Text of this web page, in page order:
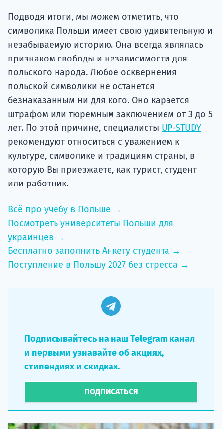
Подводя итоги, мы можем отметить, что
символика Польши имеет свою удивительную и
незабываемую историю. Она всегда являлась
признаком свободы и независимости для
польского народа. Любое осквернения
польской символики не останется
безнаказанным ни для кого. Оно карается
штрафом или тюремным заключением от 3 до 5
лет. По этой причине, специалисты UP-STUDY
рекомендуют относиться с уважением к
культуре, символике и традициям страны, в
которую Вы приезжаете, как турист, студент
или работник.
Всё про учебу в Польше →
Посмотреть университеты Польши для
украинцев →
Бесплатно заполнить Анкету студента →
Поступление в Польшу 2027 без стресса →
Подписывайтесь на наш Telegram канал
и первыми узнавайте об акциях,
стипендиях и скидках.
ПОДПИСАТЬСЯ